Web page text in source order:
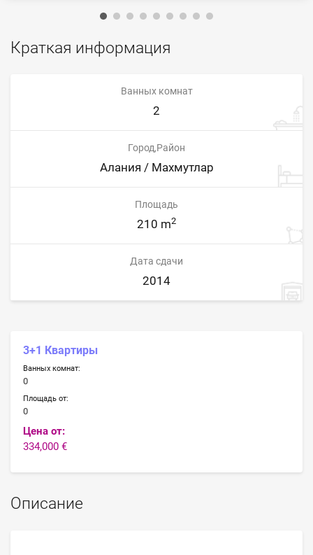
Краткая информация
Ванных комнат
2
Город,Район
Алания / Махмутлар
Площадь
210 m2
Дата сдачи
2014
3+1 Квартиры
Ванных комнат:
0
Площадь от:
0
Цена от:
334,000 €
Описание